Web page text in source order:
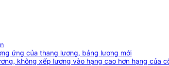
ứng của thang lương, bảng lương mới
không xếp lương vào hạng cao hơn hạng của